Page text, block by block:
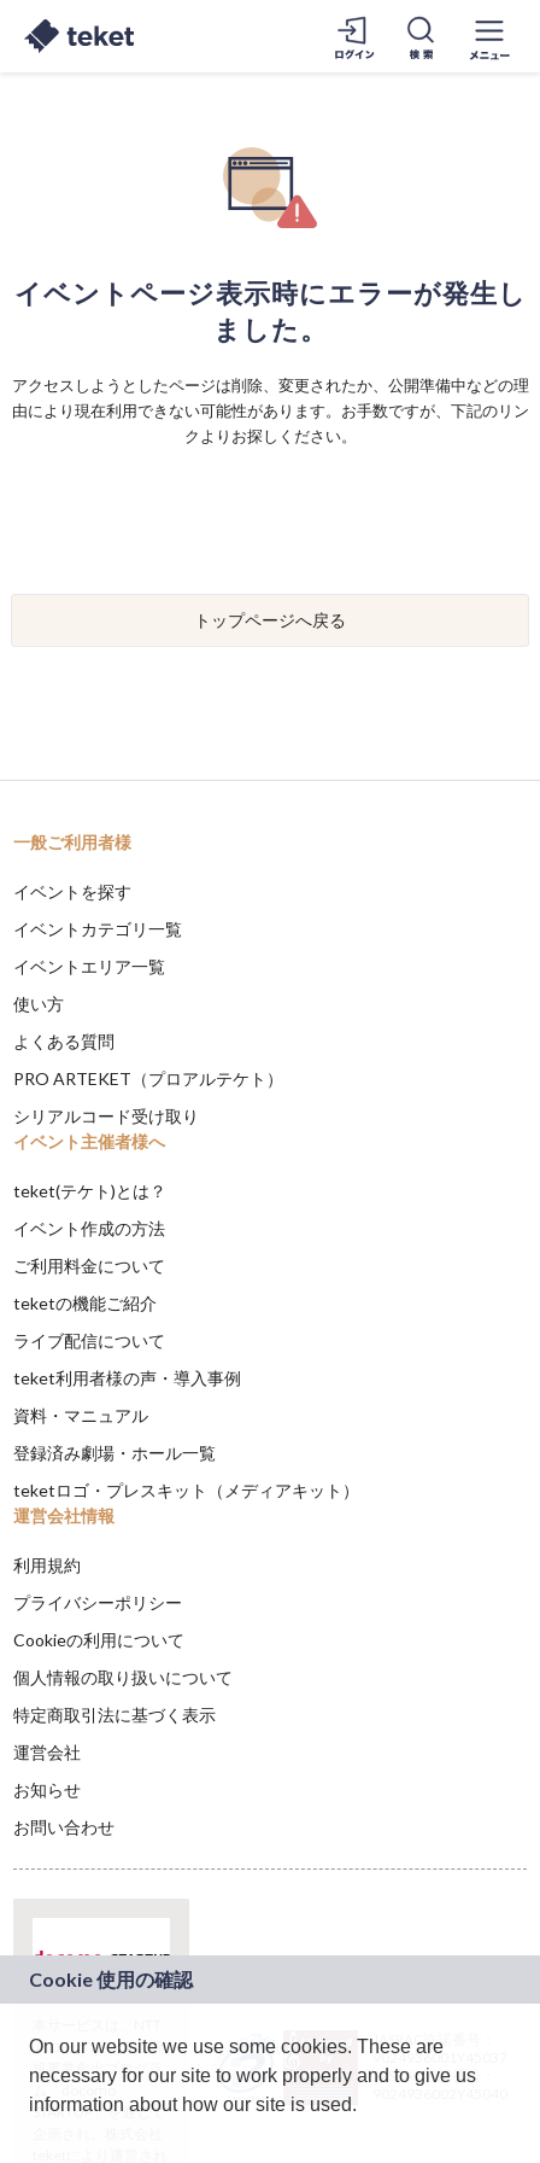
イベントページ表示時にエラーが発生し
ました。
アクセスしようとしたページは削除、変更されたか、公開準備中などの理
由により現在利用できない可能性があります。お手数ですが、下記のリン
クよりお探しください。
トップページへ戻る
一般ご利用者様
イベントを探す
イベントカテゴリ一覧
イベントエリア一覧
使い方
よくある質問
PRO ARTEKET（プロアルテケト）
シリアルコード受け取り
イベント主催者様へ
teket(テケト)とは？
イベント作成の方法
ご利用料金について
teketの機能ご紹介
ライブ配信について
teket利用者様の声・導入事例
資料・マニュアル
登録済み劇場・ホール一覧
teketロゴ・プレスキット（メディアキット）
運営会社情報
利用規約
プライバシーポリシー
Cookieの利用について
個人情報の取り扱いについて
特定商取引法に基づく表示
運営会社
お知らせ
お問い合わせ
ドコモグループの新
規事業創出プログラ
ム「docomo
STARTUP」を通じて
JASRAC許諾番号：
9024936001Y45037
JASRAC許諾番号：
On our website we use some cookies. These are
necessary for our site to work properly and to give us
information about how our site is used.